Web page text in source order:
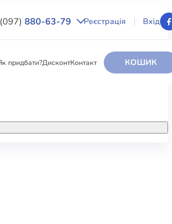
(097) 880-63-79 Реєстрація Вхід
придбати?ДисконтКонтакт КОШИК